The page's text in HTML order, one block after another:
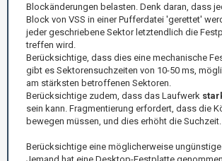
Blockänderungen belasten. Denk daran, dass
Block von VSS in einer Pufferdatei 'gerettet'
jeder geschriebene Sektor letztendlich die
treffen wird.
Berücksichtige, dass dies eine mechanische
gibt es Sektorensuchzeiten von 10-50 ms,
am stärksten betroffenen Sektoren.
Berücksichtige zudem, dass das Laufwerk
sein kann. Fragmentierung erfordert, dass die
bewegen müssen, und dies erhöht die Suchzeit.
Berücksichtige eine möglicherweise